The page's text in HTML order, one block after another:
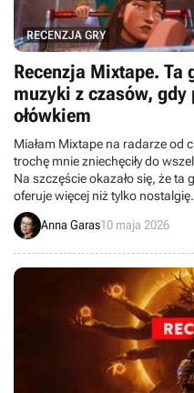
RECENZJA GRY
Recenzja Mixtape. Ta
muzyki z czasów,
ołówkiem
Miałam Mixtape na radarze od
trochę mnie zniechęciły do
Na szczęście okazało się, że ta
oferuje więcej niż tylko nostalgię.
Anna Garas10 maja 2026